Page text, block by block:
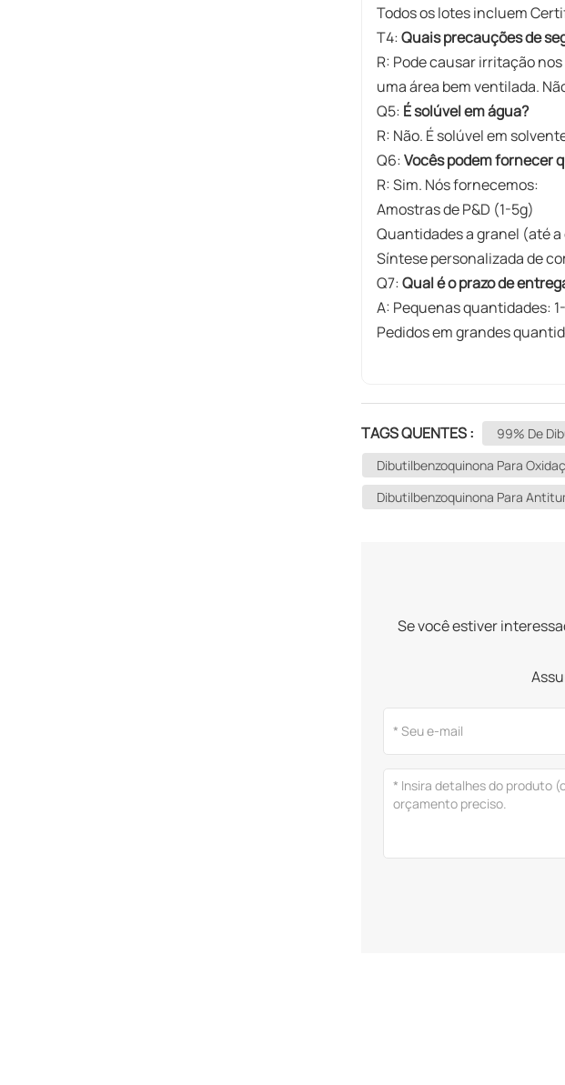
Todos os lotes incluem
​T4:Quais precauções de
R: Pode causar irritação
uma área bem ventilada.
​Q5: É solúvel em água?
​R:​​ Não. É solúvel em
​Q6:Vocês podem fornecer
R: Sim. Nós fornecemos:
Amostras de P&D (1-5g)
Quantidades a granel (até a
Síntese personalizada de
​Q7:Qual é o prazo de
​A:​​ Pequenas quantidades:
Pedidos em grandes
TAGS QUENTES : 99% De
Dibutilbenzoquinona Para
Dibutilbenzoquinona Para
Se você estiver